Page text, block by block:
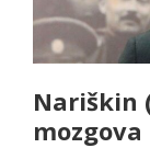
Nariškin